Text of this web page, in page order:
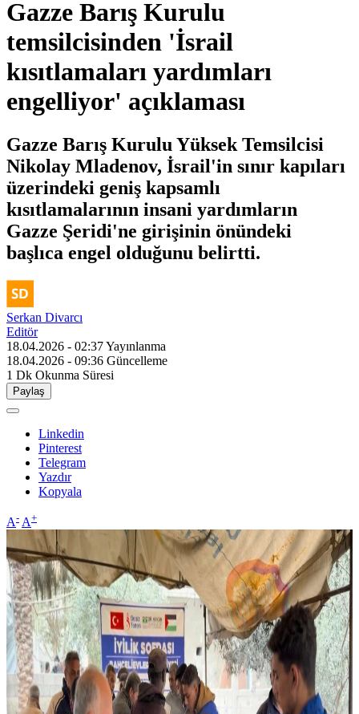
Gazze Barış Kurulu
temsilcisinden 'İsrail
kısıtlamaları yardımları
engelliyor' açıklaması
Gazze Barış Kurulu Yüksek Temsilcisi
Nikolay Mladenov, İsrail'in sınır kapıları
üzerindeki geniş kapsamlı
kısıtlamalarının insani yardımların
Gazze Şeridi'ne girişinin önündeki
başlıca engel olduğunu belirtti.
Serkan Divarcı
Editör
18.04.2026 - 02:37Yayınlanma
18.04.2026 - 09:36 Güncelleme
1 Dk Okunma Süresi
Paylaş
Linkedin
Pinterest
Telegram
Yazdır
Kopyala
A- A+